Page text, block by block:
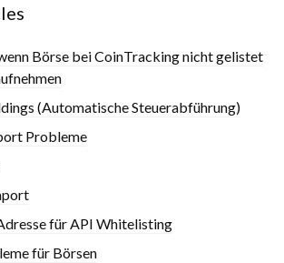
Börse bei CoinTracking nicht gelistet
(Automatische Steuerabführung)
Probleme
für API Whitelisting
für Börsen